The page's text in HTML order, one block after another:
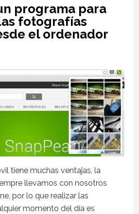
programa para
fotografías
el ordenador
tiene muchas ventajas, la
llevamos con nosotros
por lo que realizar las
momento del día es